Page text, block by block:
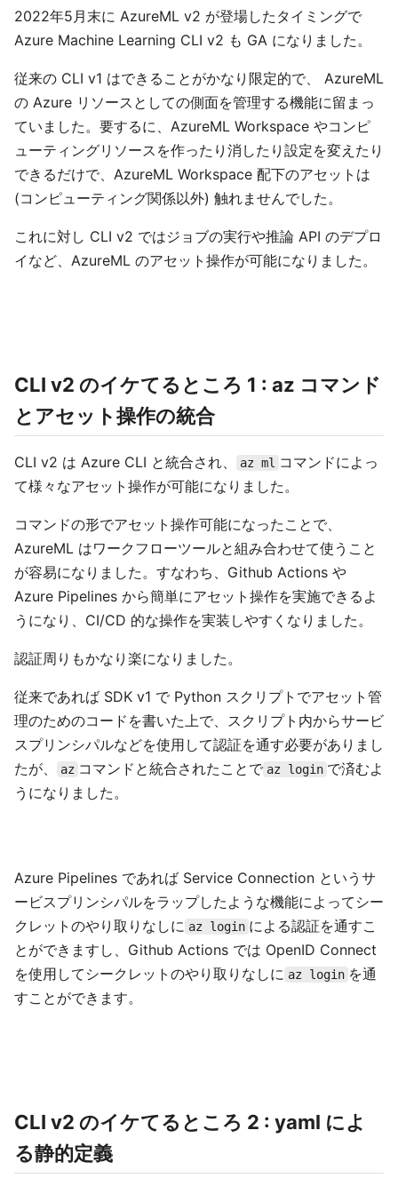
2022年5月末に AzureML v2 が登場したタイミングで
Azure Machine Learning CLI v2 も GA になりました。
従来の CLI v1 はできることがかなり限定的で、 AzureML
の Azure リソースとしての側面を管理する機能に留まっ
ていました。要するに、AzureML Workspace やコンピ
ューティングリソースを作ったり消したり設定を変えたり
できるだけで、AzureML Workspace 配下のアセットは
(コンピューティング関係以外) 触れませんでした。
これに対し CLI v2 ではジョブの実行や推論 API のデプロ
イなど、AzureML のアセット操作が可能になりました。
CLI v2 のイケてるところ 1 : az コマンド
とアセット操作の統合
CLI v2 は Azure CLI と統合され、 az ml コマンドによっ
て様々なアセット操作が可能になりました。
コマンドの形でアセット操作可能になったことで、
AzureML はワークフローツールと組み合わせて使うこと
が容易になりました。すなわち、Github Actions や
Azure Pipelines から簡単にアセット操作を実施できるよ
うになり、CI/CD 的な操作を実装しやすくなりました。
認証周りもかなり楽になりました。
従来であれば SDK v1 で Python スクリプトでアセット管
理のためのコードを書いた上で、スクリプト内からサービ
スプリンシパルなどを使用して認証を通す必要がありまし
たが、
az コマンドと統合されたことで az login で済むよ
うになりました。
Azure Pipelines であれば Service Connection というサ
ービスプリンシパルをラップしたような機能によってシー
クレットのやり取りなしに az login による認証を通すこ
とができますし、Github Actions では OpenID Connect
を使用してシークレットのやり取りなしに az login を通
すことができます。
CLI v2 のイケてるところ 2 : yaml によ
る静的定義